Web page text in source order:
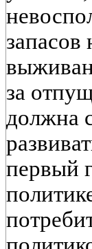
запасов
за
должна
первый